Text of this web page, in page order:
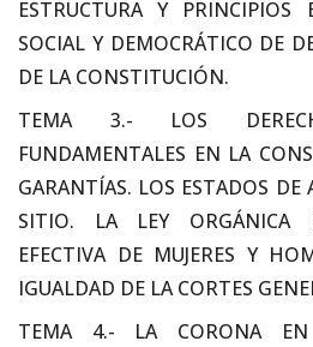
ESTRUCTURA Y PRINCIPIOS
SOCIAL Y DEMOCRÁTICO DE
DE LA CONSTITUCIÓN.
TEMA 3.- LOS
FUNDAMENTALES EN LA
GARANTÍAS. LOS ESTADOS DE
SITIO. LA LEY ORGÁNICA
EFECTIVA DE MUJERES Y
IGUALDAD DE LA CORTES
TEMA 4.- LA CORONA EN